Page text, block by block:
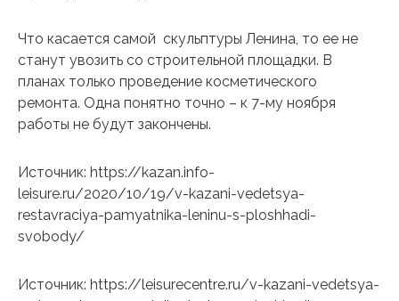
Что касается самой скульптуры Ленина, то ее не
станут увозить со строительной площадки. В
планах только проведение косметического
ремонта. Одна понятно точно – к 7-му ноября
работы не будут закончены.
Источник: https://kazan.info-
leisure.ru/2020/10/19/v-kazani-vedetsya-
restavraciya-pamyatnika-leninu-s-ploshhadi-
svobody/
Источник: https://leisurecentre.ru/v-kazani-vedetsya-